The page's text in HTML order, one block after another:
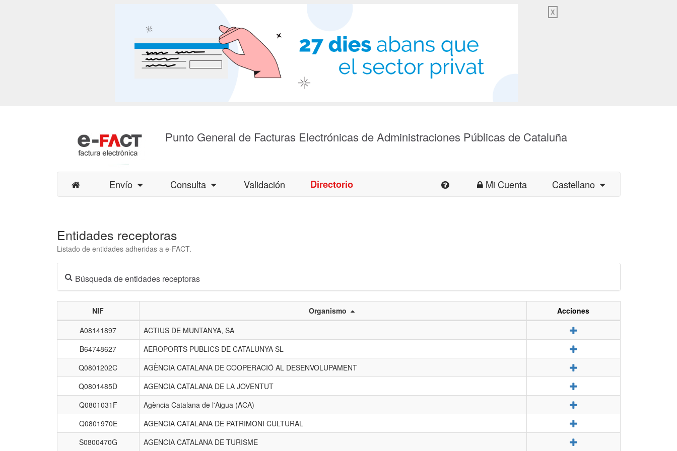
X
Punto General de Facturas Electrónicas de Administraciones Públicas de Cataluña
Envío Consulta Validación Directorio Mi Cuenta Castellano
Entidades receptoras
Listado de entidades adheridas a e-FACT.
Búsqueda de entidades receptoras
entidades
receptoras.
NIF Organismo
Acciones
A08141897
ACTIUS DE MUNTANYA, SA
B64748627
AEROPORTS PUBLICS DE CATALUNYA SL
Q0801202C
AGÈNCIA CATALANA DE COOPERACIÓ AL DESENVOLUPAMENT
Q0801485D
AGENCIA CATALANA DE LA JOVENTUT
Q0801031F
Agència Catalana de l'Aigua (ACA)
Q0801970E
AGENCIA CATALANA DE PATRIMONI CULTURAL
S0800470G
AGENCIA CATALANA DE TURISME